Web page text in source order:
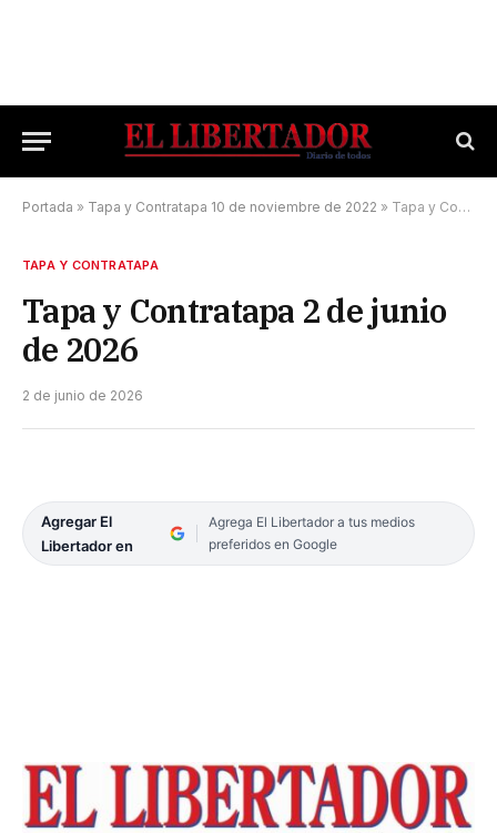
Portada » Tapa y Contratapa 10 de noviembre de 2022 » Tapa y Contratapa 2 de junio de 2026
TAPA Y CONTRATAPA
Tapa y Contratapa 2 de junio
de 2026
2 de junio de 2026
Agregar El
Libertador en
Agrega El Libertador a tus medios
preferidos en Google